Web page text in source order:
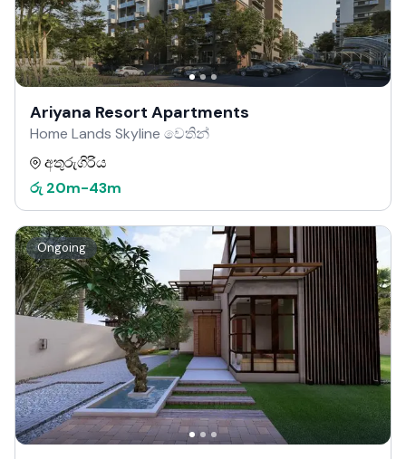
Ariyana Resort Apartments
Home Lands Skyline වෙතින්
අතුරුගිරිය
රු 20m-43m
Ongoing